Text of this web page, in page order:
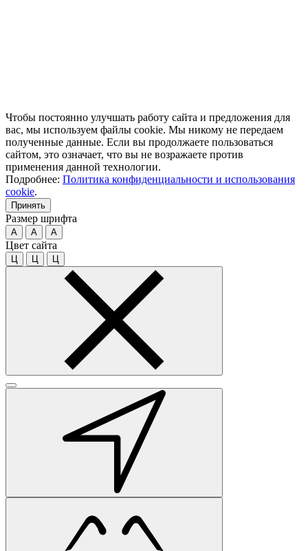
Чтобы постоянно улучшать работу сайта и предложения для
вас, мы используем файлы cookie. Мы никому не передаем
полученные данные. Если вы продолжаете пользоваться
сайтом, это означает, что вы не возражаете против
применения данной технологии.
Подробнее: Политика конфиденциальности и использования
cookie.
Принять
Размер шрифта
A A A
Цвет сайта
Ц Ц Ц